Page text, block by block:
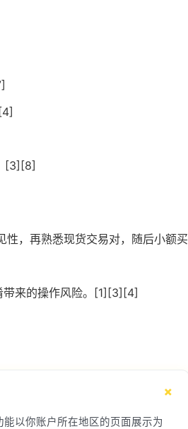
[3][8]
性，再熟悉现货交易对，随后小额买
带来的操作风险。[1][3][4]
以你账户所在地区的页面展示为